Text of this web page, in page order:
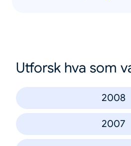
Utforsk hva som
2008
2007